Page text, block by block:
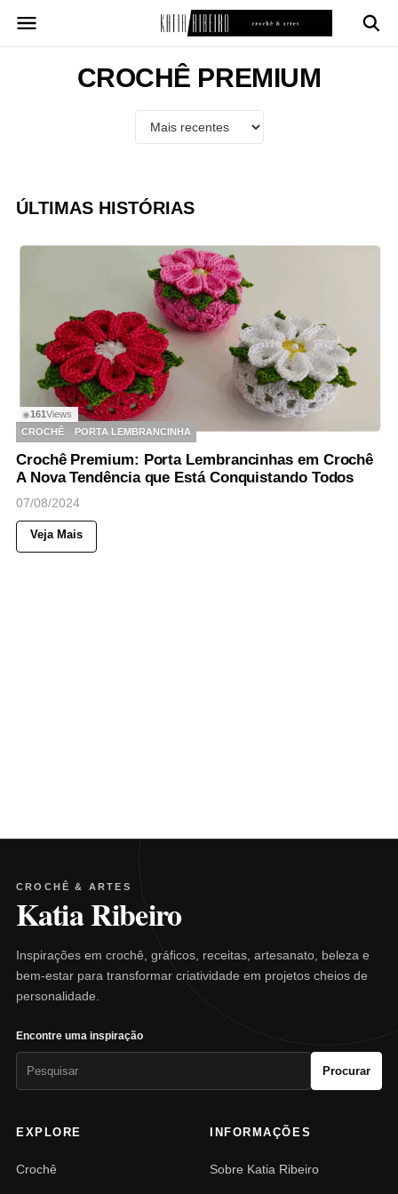
para
CROCHÊ PREMIUM
ÚLTIMAS HISTÓRIAS
◉161Views
CROCHÊ
PORTA LEMBRANCINHA
Crochê Premium: Porta Lembrancinhas em Crochê
A Nova Tendência que Está Conquistando Todos
07/08/2024
Veja Mais
CROCHÊ & ARTES
Katia Ribeiro
Inspirações em crochê, gráficos, receitas, artesanato, beleza e
bem-estar para transformar criatividade em projetos cheios de
personalidade.
Encontre uma inspiração
Procurar
EXPLORE
Crochê
INFORMAÇÕES
Sobre Katia Ribeiro